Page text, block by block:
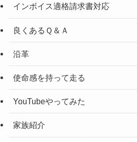
インボイス適格請求書対応
良くあるＱ＆Ａ
沿革
使命感を持って走る
YouTubeやってみた
家族紹介